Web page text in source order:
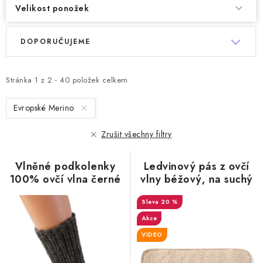
Velikost ponožek
ý
i
s
p
d
u
Stránka 1 z 2 - 40 položek celkem
Ř
e
n
í
d
DOPORUČUJEME
Evropské Merino
Zrušit všechny filtry
Vlněné podkolenky
100% ovčí vlna černé
Ledvinový pás z ovčí
vlny béžový, na suchý
20 %
Akce
VIDEO